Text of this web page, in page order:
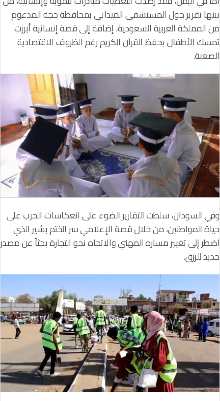
بينها تقرير حول المستشفى الميداني بمحافظة حجة المدعوم
من المملكة العربية السعودية، إضافة إلى قصة إنسانية أبرزت
تمسك الأطفال بحفظ القرآن الكريم رغم الظروف الاقتصادية
الصعبة.
وفي السودان، سلطت التقارير الضوء على انعكاسات الحرب على
حياة المواطنين، من خلال قصة الإعلامي سر الختم بشير الذي
اضطر إلى تغيير مساره المهني والاتجاه نحو التجارة بحثاً عن مصدر
جديد للرزق.